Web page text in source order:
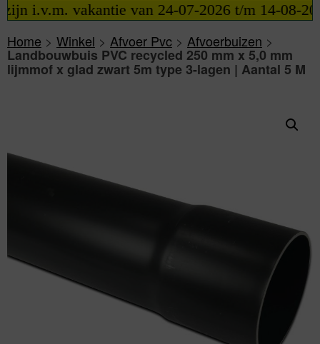
vakantie van 24-07-2026 t/m 14-08-2026
Home > Winkel > Afvoer Pvc > Afvoerbuizen >
Landbouwbuis PVC recycled 250 mm x 5,0 mm
lijmmof x glad zwart 5m type 3-lagen | Aantal 5 M